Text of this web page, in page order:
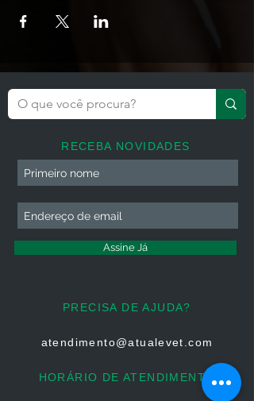
RECEBA NOVIDADES
Assine Já
PRECISA DE AJUDA?
atendimento@atualevet.com
HORÁRIO DE ATENDIMENTO